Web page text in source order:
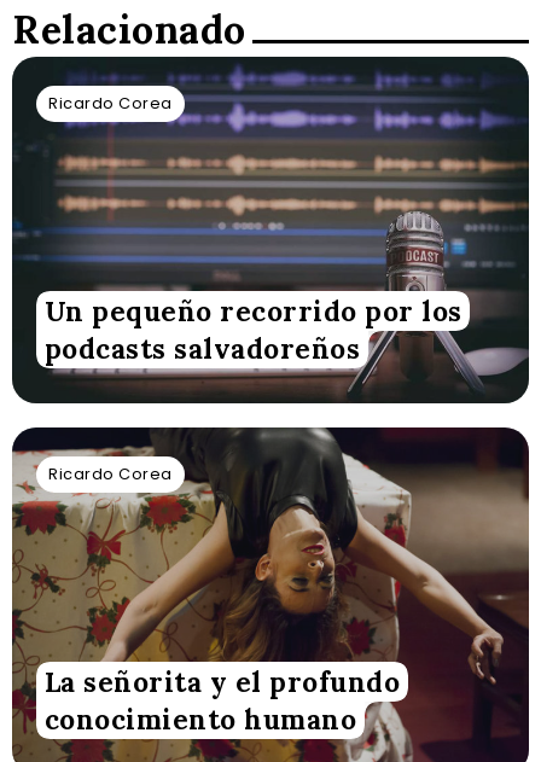
Relacionado
Ricardo Corea
Un pequeño recorrido por los
podcasts salvadoreños
Ricardo Corea
La señorita y el profundo
conocimiento humano